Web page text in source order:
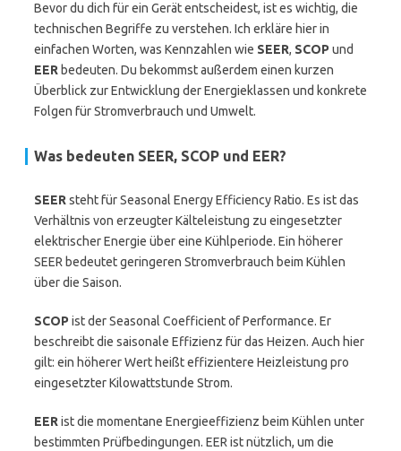
Bevor du dich für ein Gerät entscheidest, ist es wichtig, die
technischen Begriffe zu verstehen. Ich erkläre hier in
einfachen Worten, was Kennzahlen wie SEER, SCOP und
EER bedeuten. Du bekommst außerdem einen kurzen
Überblick zur Entwicklung der Energieklassen und konkrete
Folgen für Stromverbrauch und Umwelt.
Was bedeuten SEER, SCOP und EER?
SEER steht für Seasonal Energy Efficiency Ratio. Es ist das
Verhältnis von erzeugter Kälteleistung zu eingesetzter
elektrischer Energie über eine Kühlperiode. Ein höherer
SEER bedeutet geringeren Stromverbrauch beim Kühlen
über die Saison.
SCOP ist der Seasonal Coefficient of Performance. Er
beschreibt die saisonale Effizienz für das Heizen. Auch hier
gilt: ein höherer Wert heißt effizientere Heizleistung pro
eingesetzter Kilowattstunde Strom.
EER ist die momentane Energieeffizienz beim Kühlen unter
bestimmten Prüfbedingungen. EER ist nützlich, um die